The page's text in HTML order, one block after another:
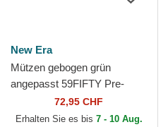
New Era
Mützen gebogen grün
angepasst 59FIFTY Pre-
Curved American
Herringbone der Boston Red
72,95 CHF
Erhalten Sie es bis 7 - 10 Aug.